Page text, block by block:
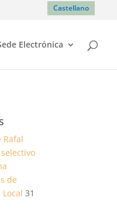
Castellano
Electrónica
Rafal
de
31